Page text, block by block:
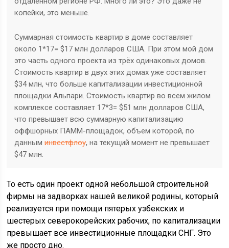
копейки, это меньше.
Суммарная стоимость квартир в доме составляет
около 1*17= $17 млн долларов США. При этом мой дом
это часть одного проекта из трёх одинаковых домов.
Стоимость квартир в двух этих домах уже составляет
$34 млн, что больше капитализации инвестиционной
площадки Альпари. Стоимость квартир во всем жилом
комплексе составляет 17*3= $51 млн долларов США,
что превышает всю суммарную капитализацию
оффшорных ПАММ-площадок, объем которой, по
данныминвестфлоу, на текущий момент не превышает
$47 млн.
То есть один проект одной небольшой строительной
фирмы на задворках нашей великой родины, который
реализуется при помощи пятерых узбекских и
шестерых северокорейских рабочих, по капитализации
превышает все инвестиционные площадки СНГ. Это
же просто дно.